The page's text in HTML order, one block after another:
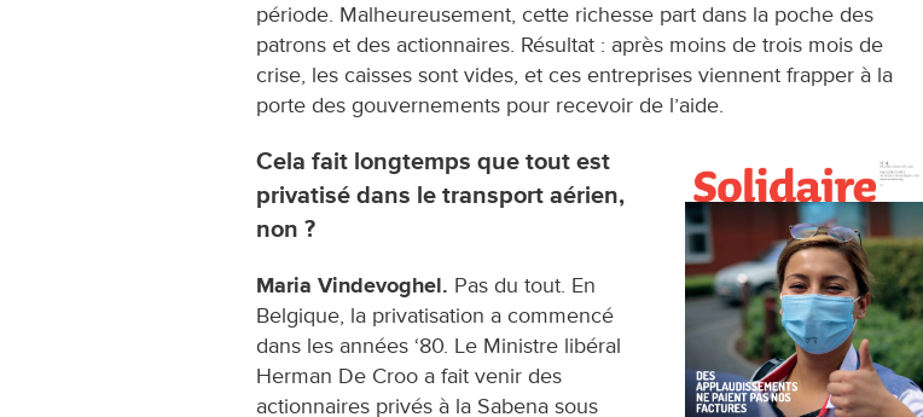
période. Malheureusement, cette richesse part dans la poche des
patrons et des actionnaires. Résultat : après moins de trois mois de
crise, les caisses sont vides, et ces entreprises viennent frapper à la
porte des gouvernements pour recevoir de l’aide.
Cela fait longtemps que tout est
privatisé dans le transport aérien,
non ?
Maria Vindevoghel. Pas du tout. En
Belgique, la privatisation a commencé
dans les années ‘80. Le Ministre libéral
Herman De Croo a fait venir des
actionnaires privés à la Sabena sous